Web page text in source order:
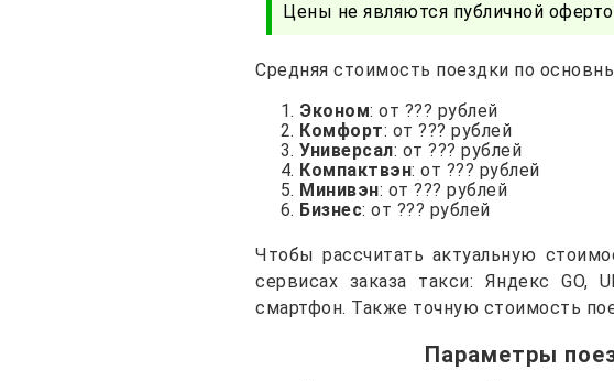
Цены не являются публичной
Средняя стоимость поездки по
Эконом: от ??? рублей
Комфорт: от ??? рублей
Универсал: от ??? рублей
Компактвэн: от ??? рублей
Минивэн: от ??? рублей
Бизнес: от ??? рублей
Чтобы рассчитать актуальную
сервисах заказа такси: Яндекс
смартфон. Также точную стоимость
Параметры